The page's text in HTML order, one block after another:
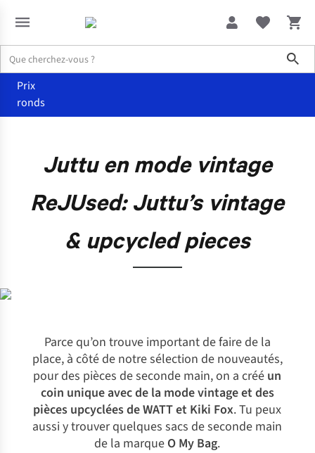
Prix
ronds
Juttu en mode vintage
ReJUsed: Juttu’s vintage
& upcycled pieces
Parce qu’on trouve important de faire de la
place, à côté de notre sélection de nouveautés,
pour des pièces de seconde main, on a créé un
coin unique avec de la mode vintage et des
pièces upcyclées de WATT et Kiki Fox. Tu peux
aussi y trouver quelques sacs de seconde main
de la marque O My Bag.